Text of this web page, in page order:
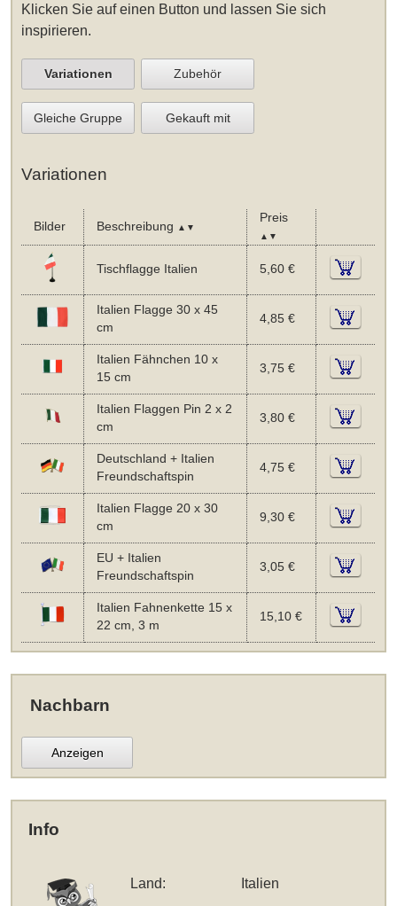
Klicken Sie auf einen Button und lassen Sie sich
inspirieren.
Variationen Zubehör
Gleiche Gruppe Gekauft mit
Variationen
Bilder Beschreibung ▲▼
Preis
▲▼
Tischflagge Italien 5,60 €
Italien Flagge 30 x 45
cm
4,85 €
Italien Fähnchen 10 x
15 cm
3,75 €
Italien Flaggen Pin 2 x 2
cm
3,80 €
Deutschland + Italien
Freundschaftspin
4,75 €
Italien Flagge 20 x 30
cm
9,30 €
EU + Italien
Freundschaftspin
3,05 €
Italien Fahnenkette 15 x
22 cm, 3 m
15,10 €
Nachbarn
Anzeigen
Info
Land: Italien